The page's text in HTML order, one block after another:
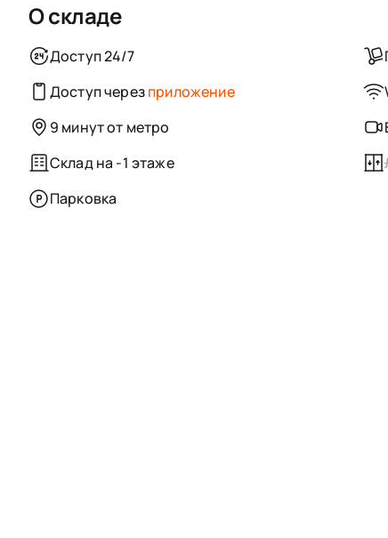
О складе
Доступ 24/7
Доступ черезприложение
9 минут от метро
Склад на -1 этаже
Парковка